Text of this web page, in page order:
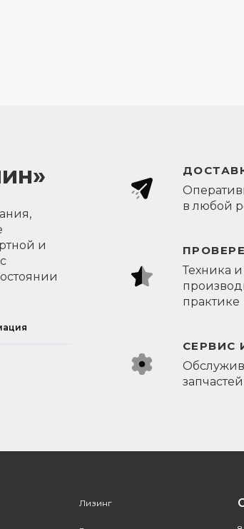
и
в любой
Техника
практике
СЕРВИС
Лизинг